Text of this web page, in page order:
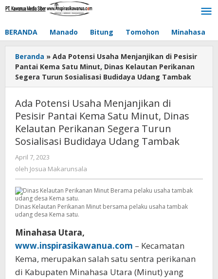
Lewati
BERANDA Manado Bitung Tomohon Minahasa
Beranda » Ada Potensi Usaha Menjanjikan di Pesisir
Pantai Kema Satu Minut, Dinas Kelautan Perikanan
Segera Turun Sosialisasi Budidaya Udang Tambak
Ada Potensi Usaha Menjanjikan di
Pesisir Pantai Kema Satu Minut, Dinas
Kelautan Perikanan Segera Turun
Sosialisasi Budidaya Udang Tambak
April 7, 2023
Josua
oleh Josua Makarunsala
Dinas Kelautan Perikanan Minut bersama pelaku usaha tambak
udang desa Kema satu.
Minahasa Utara,
www.inspirasikawanua.com – Kecamatan
Kema, merupakan salah satu sentra perikanan
di Kabupaten Minahasa Utara (Minut) yang